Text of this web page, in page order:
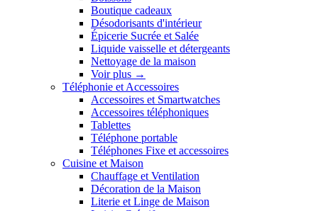
Boutique cadeaux
Désodorisants d'intérieur
Épicerie Sucrée et Salée
Liquide vaisselle et détergeants
Nettoyage de la maison
Voir plus →
Téléphonie et Accessoires
Accessoires et Smartwatches
Accessoires téléphoniques
Tablettes
Téléphone portable
Téléphones Fixe et accessoires
Cuisine et Maison
Chauffage et Ventilation
Décoration de la Maison
Literie et Linge de Maison